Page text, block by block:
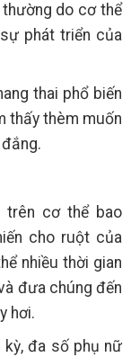
do cơ thể
phát triển của
thai phổ biến
thấy thèm muốn
trên cơ thể bao
cho ruột của
nhiều thời gian
đưa chúng đến
hơi.
đa số phụ nữ